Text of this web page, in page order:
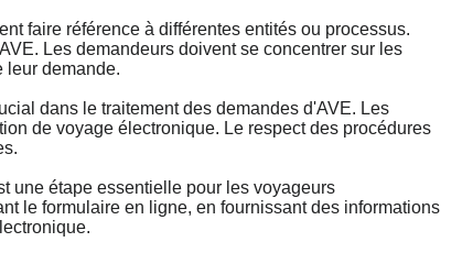
faire référence à différentes entités ou processus.
Les demandeurs doivent se concentrer sur les
leur demande.
dans le traitement des demandes d'AVE. Les
de voyage électronique. Le respect des procédures
une étape essentielle pour les voyageurs
le formulaire en ligne, en fournissant des informations